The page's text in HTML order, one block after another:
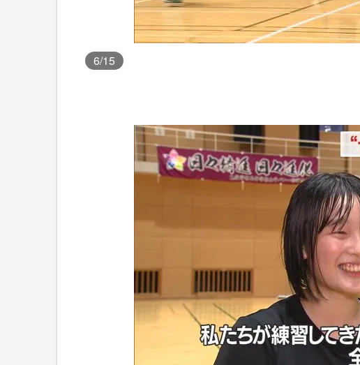
6/15